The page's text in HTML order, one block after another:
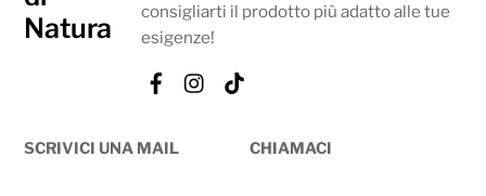
consigliarti il prodotto più adatto alle tue
esigenze!
FacebookInstagram
SCRIVICI UNA MAIL CHIAMACI